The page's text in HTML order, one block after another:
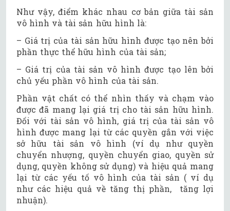
Như vậy, điểm khác nhau cơ bản giữa tài sản
vô hình và tài sản hữu hình là:
– Giá trị của tài sản hữu hình được tạo nên bởi
phần thực thể hữu hình của tài sản;
– Giá trị của tài sản vô hình được tạo lên bởi
chủ yếu phần vô hình của tài sản.
Phần vật chất có thể nhìn thấy và chạm vào
được đã mang lại giá trị cho tài sản hữu hình.
Đối với tài sản vô hình, giá trị của tài sản vô
hình được mang lại từ các quyền gắn với việc
sở hữu tài sản vô hình (ví dụ như quyền
chuyển nhượng, quyền chuyển giao, quyền sử
dụng, quyền không sử dụng) và hiệu quả mang
lại từ các yếu tố vô hình của tài sản ( ví dụ
như các hiệu quả về tăng thị phần, tăng lợi
nhuận).